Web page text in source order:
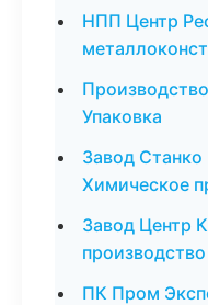
НПП Центр
Упаковка
Завод
Химическое
Завод Центр
производство
ПК Пром